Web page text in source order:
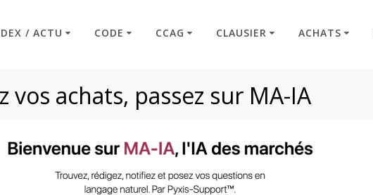
/ ACTU CODE CCAG CLAUSIER ACHATS
Article R2191-35
vos achats, passez sur MA-IA